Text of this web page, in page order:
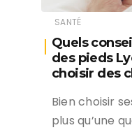
SANTÉ
Quels
des pieds
choisir des
Bien choisir
plus qu’une